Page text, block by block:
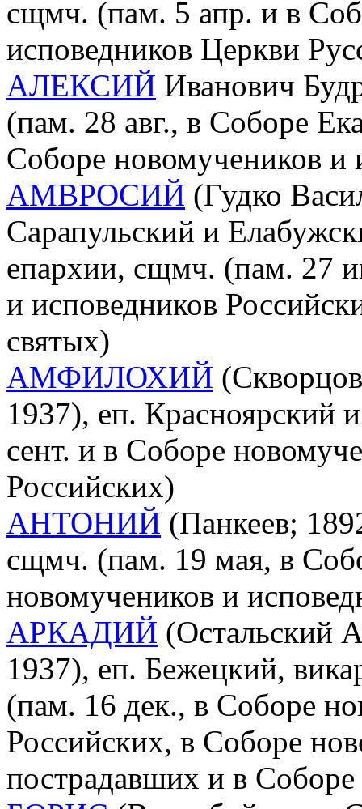
сщмч. (пам. 5 апр. и в
исповедников Церкви
АЛЕКСИЙ Иванович
(пам. 28 авг., в Соборе
Соборе новомучеников и
АМВРОСИЙ (Гудко
Сарапульский и
епархии, сщмч. (пам. 27
и исповедников
святых)
АМФИЛОХИЙ
1937), еп. Красноярский
сент. и в Соборе
Российских)
АНТОНИЙ (Панкеев;
сщмч. (пам. 19 мая, в
новомучеников и
АРКАДИЙ (Остальский
1937), еп. Бежецкий,
(пам. 16 дек., в Соборе
Российских, в Соборе
пострадавших и в